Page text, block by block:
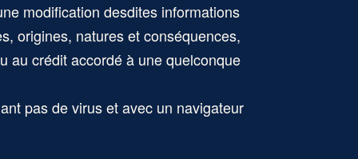
modification desdites informations
origines, natures et conséquences,
au crédit accordé à une quelconque
pas de virus et avec un navigateur